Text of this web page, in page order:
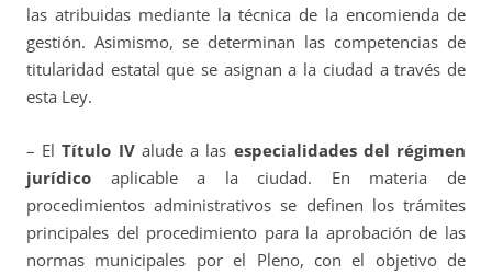
las atribuidas mediante la técnica de la encomienda de
gestión. Asimismo, se determinan las competencias de
titularidad estatal que se asignan a la ciudad a través de
esta Ley.
– ElTítulo IValude a las especialidades del régimen
jurídico aplicable a la ciudad. En materia de
procedimientos administrativos se definen los trámites
principales del procedimiento para la aprobación de las
normas municipales por el Pleno, con el objetivo de